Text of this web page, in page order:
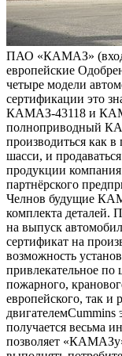
ПАО «КАМАЗ»
европейские
четыре модели
сертификации это
КАМАЗ-43118 и
полноприводный
производиться как
шасси, и
продукции компания
партнёрского
Челнов будущие
комплекта деталей.
на выпуск
сертификат на
возможность
привлекательное по
пожарного,
европейского, так и
двигателемCummins
получается весьма
позволяет